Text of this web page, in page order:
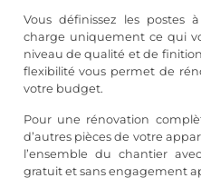
Vous définissez les postes
charge uniquement ce qui
niveau de qualité et de
flexibilité vous permet de
votre budget.
Pour une rénovation
d’autres pièces de votre
l’ensemble du chantier
gratuit et sans engagement